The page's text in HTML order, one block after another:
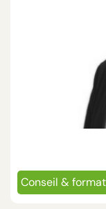
Conseil &